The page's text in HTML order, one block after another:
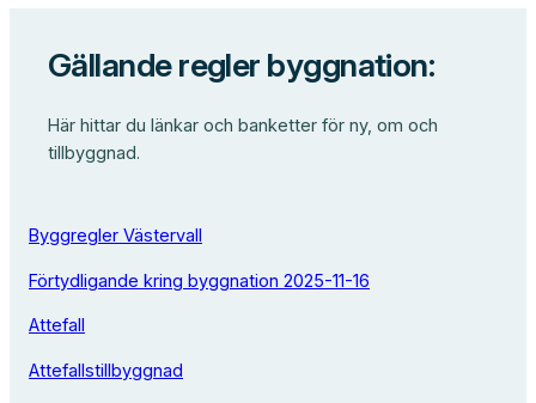
Gällande regler byggnation:
Här hittar du länkar och banketter för ny, om och
tillbyggnad.
Byggregler Västervall
Förtydligande kring byggnation 2025-11-16
Attefall
Attefallstillbyggnad